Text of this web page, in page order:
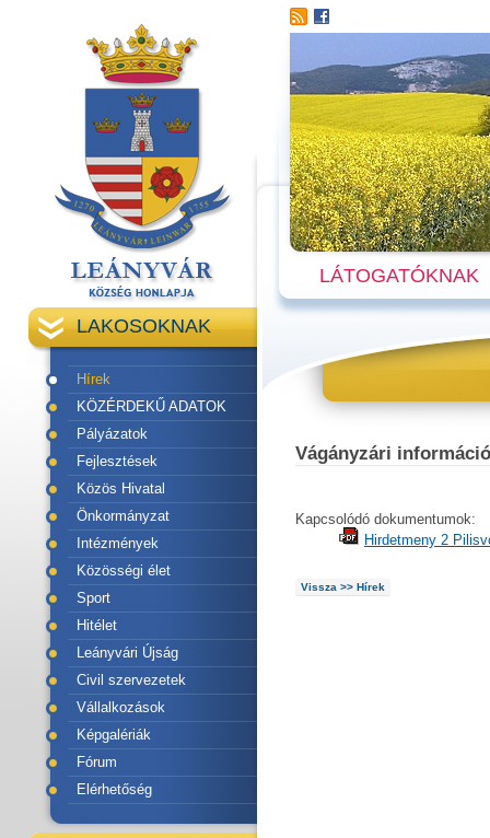
LAKOSOKNAK
Hírek
KÖZÉRDEKŰ ADATOK
Pályázatok
Fejlesztések
Közös Hivatal
Önkormányzat
Intézmények
Közösségi élet
Sport
Hitélet
Leányvári Újság
Civil szervezetek
Vállalkozások
Képgalériák
Fórum
Elérhetőség
LÁTOGATÓKNAK
Vágányzári
Kapcsolódó dokumentumok:
Hirdetmeny 2
Vissza >> Hírek